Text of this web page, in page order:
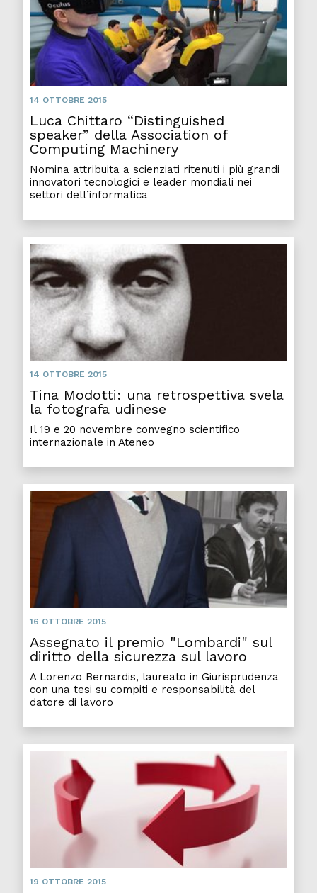
14 OTTOBRE 2015
Luca Chittaro “Distinguished
speaker” della Association of
Computing Machinery
Nomina attribuita a scienziati ritenuti i più grandi
innovatori tecnologici e leader mondiali nei
settori dell’informatica
14 OTTOBRE 2015
Tina Modotti: una retrospettiva svela
la fotografa udinese
Il 19 e 20 novembre convegno scientifico
internazionale in Ateneo
16 OTTOBRE 2015
Assegnato il premio "Lombardi" sul
diritto della sicurezza sul lavoro
A Lorenzo Bernardis, laureato in Giurisprudenza
con una tesi su compiti e responsabilità del
datore di lavoro
19 OTTOBRE 2015